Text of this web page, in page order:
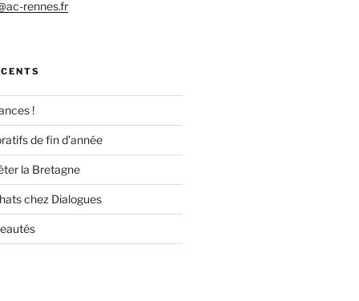
rennes.fr
!
de fin d’année
la Bretagne
chez Dialogues